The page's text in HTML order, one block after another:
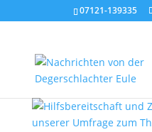
07121-139335